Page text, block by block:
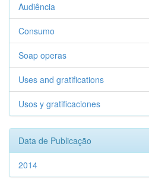
Audiência
Consumo
Soap operas
Uses and gratifications
Usos y gratificaciones
Data de Publicação
2014